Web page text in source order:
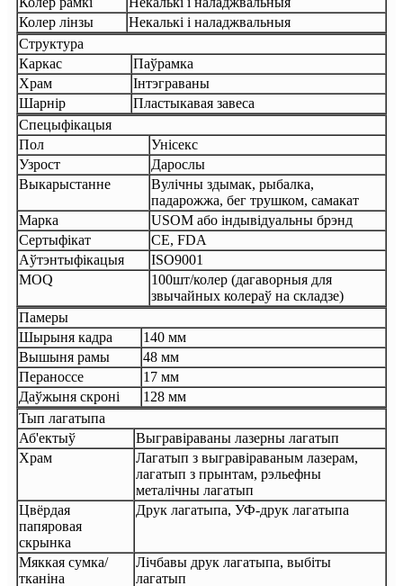
Колер лінзы
Некалькі і наладжвальныя
Структура
Каркас
Паўрамка
Храм
Інтэграваны
Шарнір
Пластыкавая завеса
Спецыфікацыя
Пол
Унісекс
Узрост
Дарослы
Выкарыстанне
Вулічны здымак, рыбалка,
падарожжа, бег трушком, самакат
Марка
USOM або індывідуальны брэнд
Сертыфікат
CE, FDA
Аўтэнтыфікацыя
ISO9001
MOQ
100шт/колер (дагаворныя для
звычайных колераў на складзе)
Памеры
Шырыня кадра
140 мм
Вышыня рамы
48 мм
Пераноссе
17 мм
Даўжыня скроні
128 мм
Тып лагатыпа
Аб'ектыў
Выгравіраваны лазерны лагатып
Храм
Лагатып з выгравіраваным лазерам,
лагатып з прынтам, рэльефны
металічны лагатып
Цвёрдая
папяровая
скрынка
Друк лагатыпа, УФ-друк лагатыпа
Мяккая сумка/
тканіна
Лічбавы друк лагатыпа, выбіты
лагатып